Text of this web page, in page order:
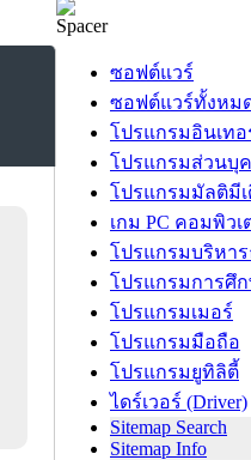
ซอฟต์แวร์
ซอฟต์แวร์ทั้งหม
โปรแกรมอินเทอ
โปรแกรมส่วนบุ
โปรแกรมมัลติมีเ
เกม PC คอมพิวเ
โปรแกรมบริหา
โปรแกรมการศึ
โปรแกรมเมอร์
โปรแกรมมือถือ
โปรแกรมยูทิลิตี้
ไดร์เวอร์ (Driver)
Sitemap Search
Sitemap Info